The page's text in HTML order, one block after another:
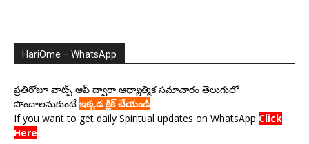
HariOme – WhatsApp
ప్రతిరోజూ వాట్స్ ఆప్ ద్వారా ఆధ్యాత్మిక సమాచారం తెలుగులో
పొందాలనుకుంటే ఇక్కడ క్లిక్ చేయండి
If you want to get daily Spiritual updates on WhatsApp Click
Here